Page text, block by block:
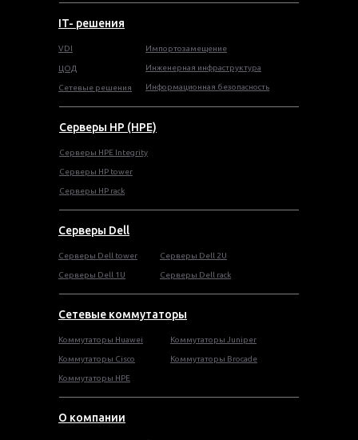
О компании
Серверы HP (HPE)
Серверы Dell
Сетевые коммутаторы
Серверы HPE Integrity
Cерверы HP tower
Cерверы HP rack
Cерверы Dell tower
Серверы Dell 1U
Серверы Dell 2U
Серверы Dell rack
VDI
ЦОД
Сетевые решения
Импортозамещение
Инженерная инфраструктура
Информационная безопасность
IT- решения
Коммутаторы Huawei
Коммутаторы Cisco
Коммутаторы HPE
Коммутаторы Juniper
Коммутаторы Brocade